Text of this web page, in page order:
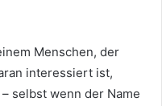
Menschen, der
interessiert ist,
selbst wenn der Name